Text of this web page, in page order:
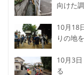
向けた
10月18
りの地
10月3
る